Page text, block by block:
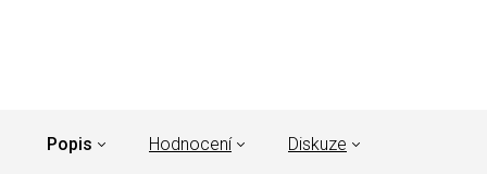
Popis Hodnocení Diskuze